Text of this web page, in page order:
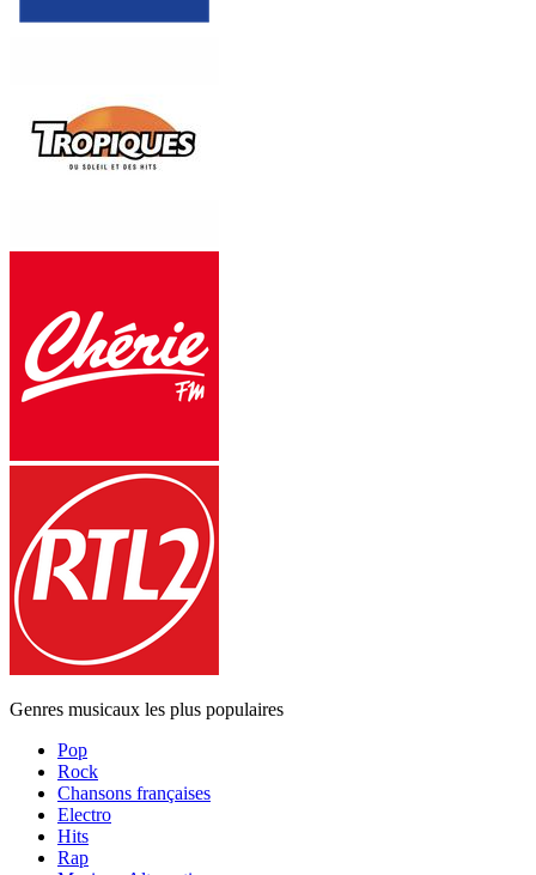
Genres musicaux les plus populaires
Pop
Rock
Chansons françaises
Electro
Hits
Rap